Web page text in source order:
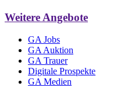
Weitere Angebote
GA Jobs
GA Auktion
GA Trauer
Digitale Prospekte
GA Medien